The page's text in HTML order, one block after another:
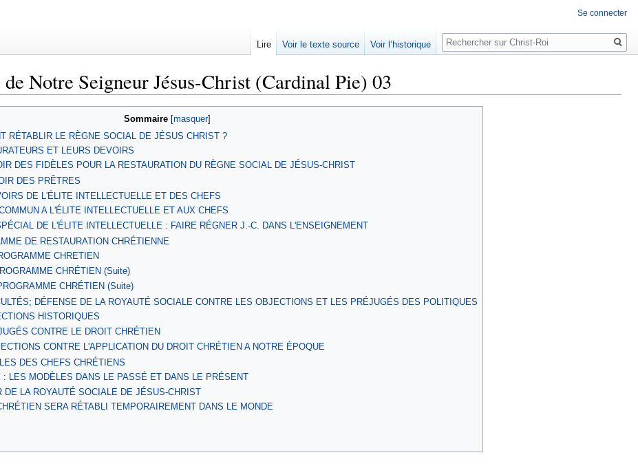
Notre Seigneur Jésus-Christ (Cardinal Pie) 03
Sommaire
RÉTABLIR LE RÈGNE SOCIAL DE JÉSUS CHRIST ?
ET LEURS DEVOIRS
DES FIDÈLES POUR LA RESTAURATION DU RÈGNE SOCIAL DE JÉSUS-CHRIST
DES PRÊTRES
DE L'ÉLITE INTELLECTUELLE ET DES CHEFS
A L'ÉLITE INTELLECTUELLE ET AUX CHEFS
DE L'ÉLITE INTELLECTUELLE : FAIRE RÉGNER J.-C. DANS L'ENSEIGNEMENT
DE RESTAURATION CHRÉTIENNE
CHRETIEN
CHRÉTIEN (Suite)
CHRÉTIEN (Suite)
DÉFENSE DE LA ROYAUTÉ SOCIALE CONTRE LES OBJECTIONS ET LES PRÉJUGÉS DES POLITIQUES
HISTORIQUES
CONTRE LE DROIT CHRÉTIEN
CONTRE L'APPLICATION DU DROIT CHRÉTIEN A NOTRE ÉPOQUE
DES CHEFS CHRÉTIENS
: LES MODÈLES DANS LE PASSÉ ET DANS LE PRÉSENT
DE LA ROYAUTÉ SOCIALE DE JÉSUS-CHRIST
SERA RÉTABLI TEMPORAIREMENT DANS LE MONDE
Se connecter
Lire Voir le texte source Voir l’historique
Rechercher